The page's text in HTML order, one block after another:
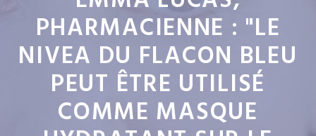
PHARMACIENNE : "LE
NIVEA DU FLACON BLEU
PEUT ÊTRE UTILISÉ
COMME MASQUE